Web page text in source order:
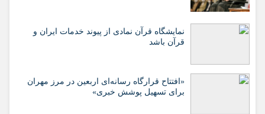
نمایشگاه قرآن نمادی از پیوند خدمات ایران و
قرآن باشد
«افتتاح قرارگاه رسانه‌ای اربعین در مرز مهران
برای تسهیل پوشش خبری»